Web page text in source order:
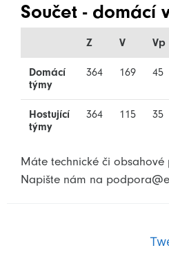
Součet - domácí
Z V Vp
Domácí
týmy
364 169 45
Hostující
týmy
364 115 35
Máte technické či
Napište nám na podpora